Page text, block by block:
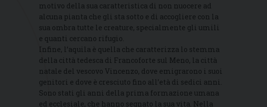
motivo della sua caratteristica di non nuocere ad
alcuna pianta che gli sta sotto e di accogliere con la
sua ombra tutte le creature, specialmente gli umili
e quanti cercano rifugio.
Infine, l’aquila è quella che caratterizza lo stemma
della città tedesca di Francoforte sul Meno, la città
natale del vescovo Vincenzo, dove emigrarono i suoi
genitori e dove è cresciuto fino all’età di sedici anni.
Sono stati gli anni della prima formazione umana
ed ecclesiale, che hanno segnato la sua vita. Nella